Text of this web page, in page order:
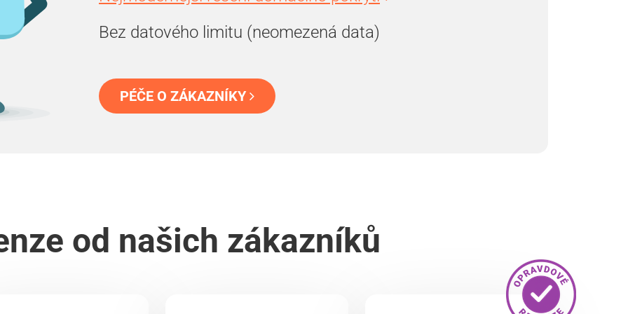
Bez datového limitu (neomezená data)
PÉČE O ZÁKAZNÍKY
od našich zákazníků